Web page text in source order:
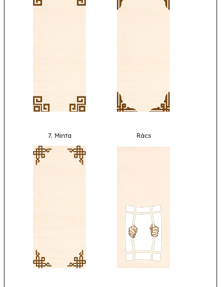
7. Minta Rács